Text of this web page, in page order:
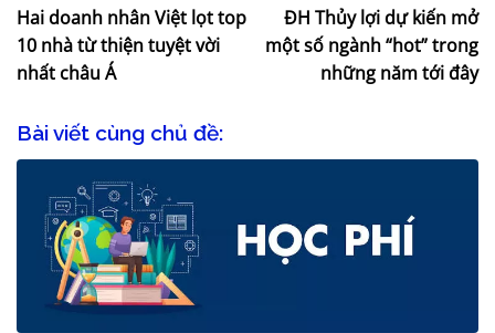
Hai doanh nhân Việt lọt top
10 nhà từ thiện tuyệt vời
nhất châu Á
ĐH Thủy lợi dự kiến mở
một số ngành “hot” trong
những năm tới đây
Bài viết cùng chủ đề: